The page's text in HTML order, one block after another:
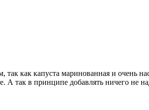
как капуста маринованная и очень
А так в принципе добавлять ничего не